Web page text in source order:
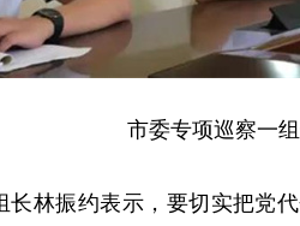
市委专项巡察一
长林振约表示，要切实把党